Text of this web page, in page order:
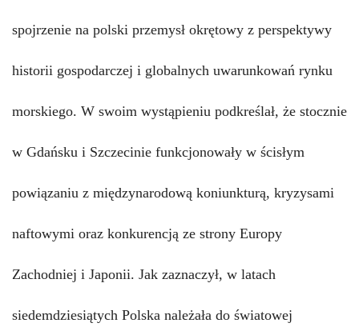
spojrzenie na polski przemysł okrętowy z perspektywy
historii gospodarczej i globalnych uwarunkowań rynku
morskiego. W swoim wystąpieniu podkreślał, że stocznie
w Gdańsku i Szczecinie funkcjonowały w ścisłym
powiązaniu z międzynarodową koniunkturą, kryzysami
naftowymi oraz konkurencją ze strony Europy
Zachodniej i Japonii. Jak zaznaczył, w latach
siedemdziesiątych Polska należała do światowej